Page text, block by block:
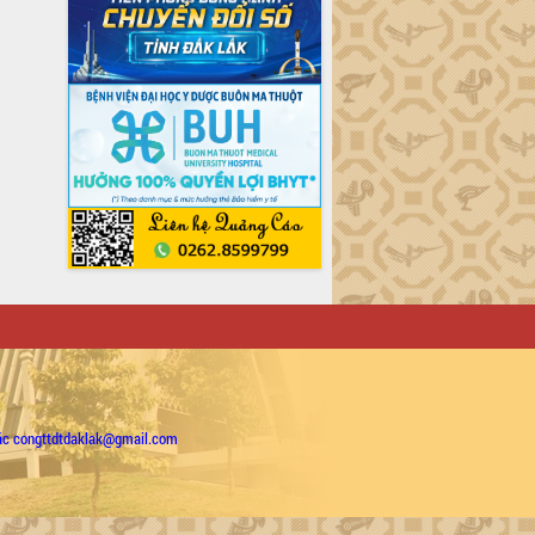
congttdtdaklak@gmail.com